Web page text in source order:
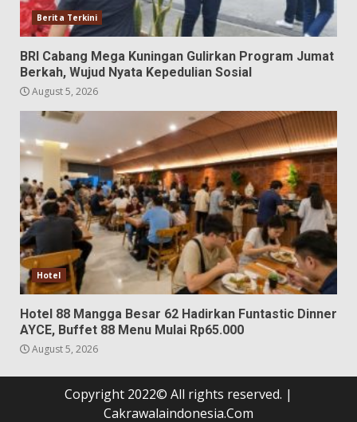
Berita Terkini
BRI Cabang Mega Kuningan Gulirkan Program Jumat
Berkah, Wujud Nyata Kepedulian Sosial
August 5, 2026
Hotel
Hotel 88 Mangga Besar 62 Hadirkan Funtastic Dinner
AYCE, Buffet 88 Menu Mulai Rp65.000
August 5, 2026
Copyright 2022© All rights reserved. |
Cakrawalaindonesia.Com